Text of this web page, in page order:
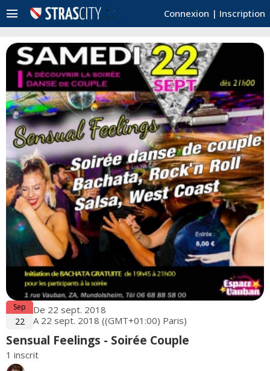
Connexion | Inscription
menu
Sep
22
De 22 sept. 2018
A 22 sept. 2018 ((GMT+01:00) Paris)
Sensual Feelings - Soirée Couple
1 inscrit